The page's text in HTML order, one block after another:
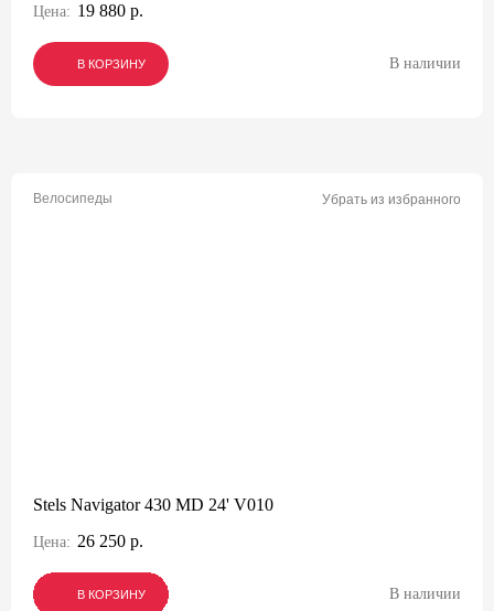
Цена: 19 880 р.
В КОРЗИНУ
В КОРЗИНУ
В КОРЗИНУ В наличии
Велосипеды Убрать из избранного
Stels Navigator 430 MD 24' V010
Цена: 26 250 р.
В КОРЗИНУ
В КОРЗИНУ
В КОРЗИНУ В наличии